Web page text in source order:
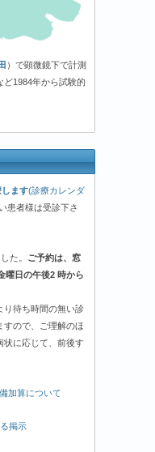
）で顕微鏡下で計測
ど1984年から試験的
します(診療カレンダ
患者様は受診下さ
た。 ご予約は、窓
曜日の午後2 時から
り待ち時間の無い診
すので、ご理解のほ
状に応じて、前後す
加算について
掲示